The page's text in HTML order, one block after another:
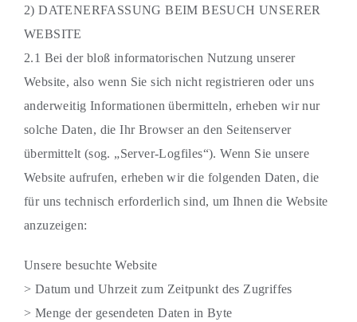
2) DATENERFASSUNG BEIM BESUCH UNSERER
WEBSITE
2.1 Bei der bloß informatorischen Nutzung unserer
Website, also wenn Sie sich nicht registrieren oder uns
anderweitig Informationen übermitteln, erheben wir nur
solche Daten, die Ihr Browser an den Seitenserver
übermittelt (sog. „Server-Logfiles“). Wenn Sie unsere
Website aufrufen, erheben wir die folgenden Daten, die
für uns technisch erforderlich sind, um Ihnen die Website
anzuzeigen:
Unsere besuchte Website
> Datum und Uhrzeit zum Zeitpunkt des Zugriffes
> Menge der gesendeten Daten in Byte